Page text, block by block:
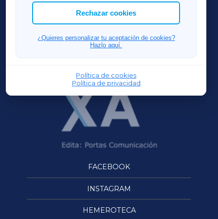
Rechazar cookies
¿Quieres personalizar tu aceptación de cookies?
Hazlo aquí.
Política de cookies
Política de privacidad
ACORUÑAXA
FERROLXA
OURENSEXA
FACEBOOK
INSTAGRAM
HEMEROTECA